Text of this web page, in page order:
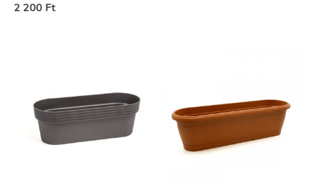
2 200 Ft